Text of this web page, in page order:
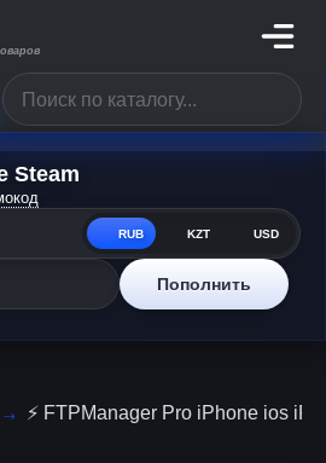
Steam
RUB KZT USD
Пополнить
⚡️ FTPManager Pro iPhone ios